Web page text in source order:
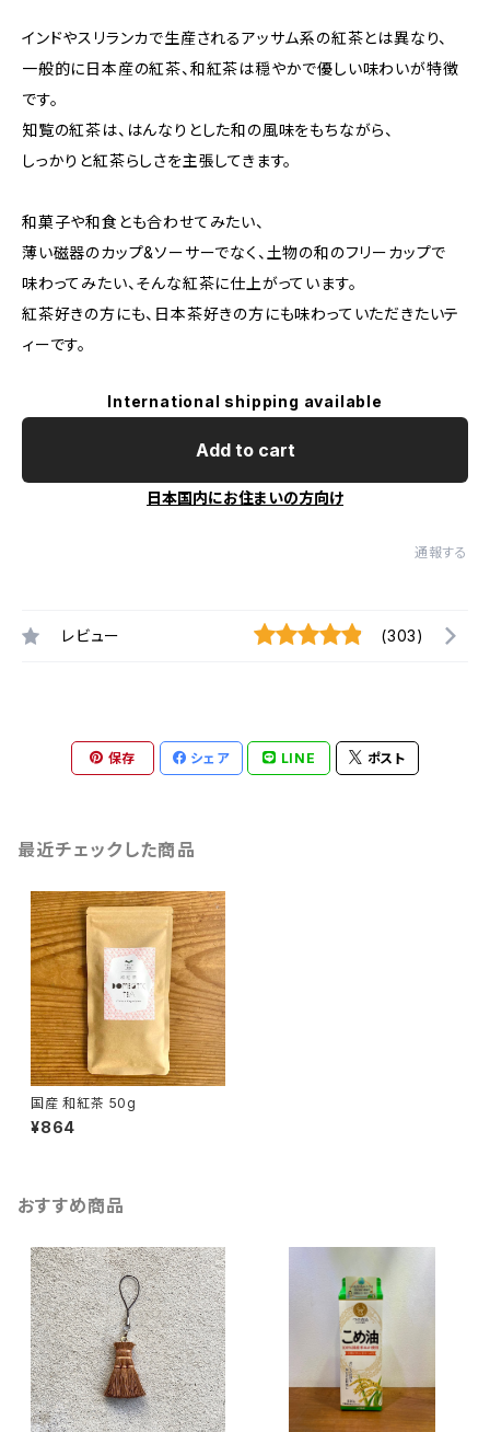
インドやスリランカで生産されるアッサム系の紅茶とは異なり、
一般的に日本産の紅茶、和紅茶は穏やかで優しい味わいが特徴
です。
知覧の紅茶は、はんなりとした和の風味をもちながら、
しっかりと紅茶らしさを主張してきます。
和菓子や和食とも合わせてみたい、
薄い磁器のカップ&ソーサーでなく、土物の和のフリーカップで
味わってみたい、そんな紅茶に仕上がっています。
紅茶好きの方にも、日本茶好きの方にも味わっていただきたいテ
ィーです。
International shipping available
Add to cart
日本国内にお住まいの方向け
通報する
レビュー (303)
保存 シェア LINE ポスト
最近チェックした商品
国産 和紅茶 50g
¥864
おすすめ商品